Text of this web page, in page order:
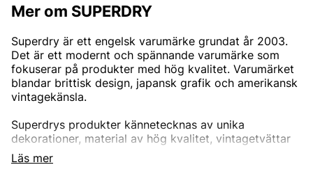
Mer om SUPERDRY
Läs mer
Superdry är ett engelsk varumärke grundat år 2003.
Det är ett modernt och spännande varumärke som
fokuserar på produkter med hög kvalitet. Varumärket
blandar brittisk design, japansk grafik och amerikansk
vintagekänsla.
Superdrys produkter kännetecknas av unika
dekorationer, material av hög kvalitet, vintagetvättar
och figursydd passform. Det är detta som gör
varumärket så unikt och omtyckt av många.